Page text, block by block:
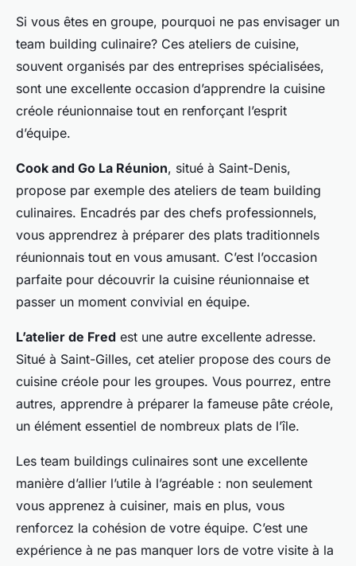
Si vous êtes en groupe, pourquoi ne pas envisager un
team building culinaire? Ces ateliers de cuisine,
souvent organisés par des entreprises spécialisées,
sont une excellente occasion d’apprendre la cuisine
créole réunionnaise tout en renforçant l’esprit
d’équipe.
Cook and Go La Réunion, situé à Saint-Denis,
propose par exemple des ateliers de team building
culinaires. Encadrés par des chefs professionnels,
vous apprendrez à préparer des plats traditionnels
réunionnais tout en vous amusant. C’est l’occasion
parfaite pour découvrir la cuisine réunionnaise et
passer un moment convivial en équipe.
L’atelier de Fred est une autre excellente adresse.
Situé à Saint-Gilles, cet atelier propose des cours de
cuisine créole pour les groupes. Vous pourrez, entre
autres, apprendre à préparer la fameuse pâte créole,
un élément essentiel de nombreux plats de l’île.
Les team buildings culinaires sont une excellente
manière d’allier l’utile à l’agréable : non seulement
vous apprenez à cuisiner, mais en plus, vous
renforcez la cohésion de votre équipe. C’est une
expérience à ne pas manquer lors de votre visite à la